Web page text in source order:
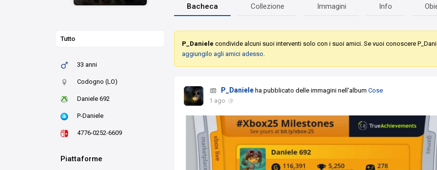
Bacheca Collezione Immagini Info
Tutto
33 anni
Codogno (LO)
Daniele 692
P-Daniele
4776-0252-6609
Piattaforme
P_Daniele condivide alcuni suoi interventi solo con i suoi amici. Se vuoi conoscere
aggiungilo agli amici adesso
P_Daniele ha pubblicato delle immagini nell'albumCose
1 ago